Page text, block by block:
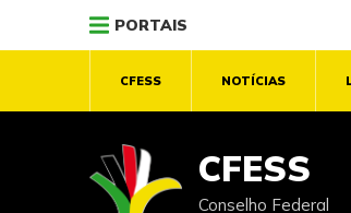
PORTAIS
CFESS NOTÍCIAS
CFESS
Conselho Federal